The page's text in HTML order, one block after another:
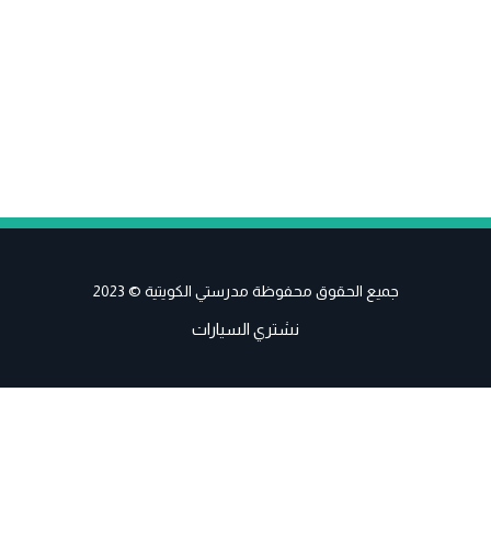
جميع الحقوق محفوظة مدرستي الكويتية © 2023
نشتري السيارات